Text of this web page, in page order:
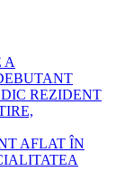
A
REZIDENT
AFLAT ÎN